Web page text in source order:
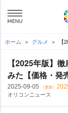
ホーム グルメ
【2025年版】
みた【価格・発
2025-09-05 （更新）
オリコンニュース